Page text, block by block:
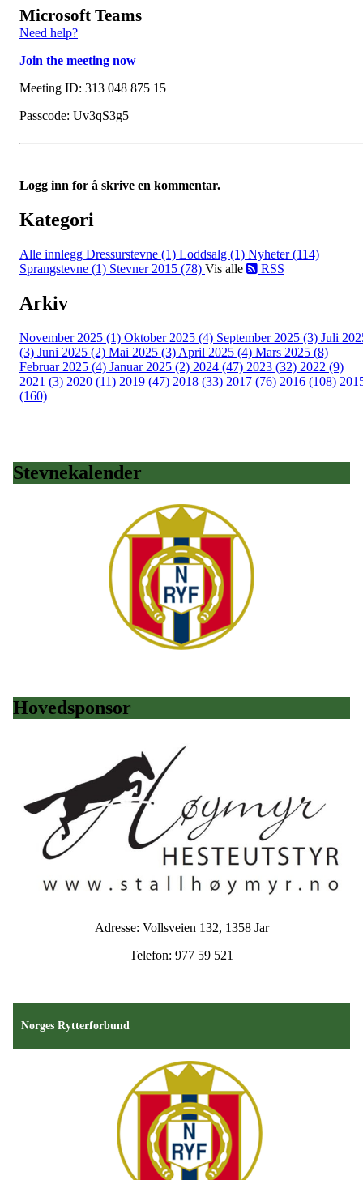
Microsoft Teams
Need help?
Join the meeting now
Meeting ID: 313 048 875 15
Passcode: Uv3qS3g5
Logg inn for å skrive en kommentar.
Kategori
Alle innlegg Dressurstevne (1) Loddsalg (1) Nyheter (114)
Sprangstevne (1) Stevner 2015 (78) Vis alle RSS
Arkiv
November 2025 (1) Oktober 2025 (4) September 2025 (3) Juli
(3) Juni 2025 (2) Mai 2025 (3) April 2025 (4) Mars 2025 (8)
Februar 2025 (4) Januar 2025 (2) 2024 (47) 2023 (32) 2022 (9)
2021 (3) 2020 (11) 2019 (47) 2018 (33) 2017 (76) 2016 (108)
(160)
Stevnekalender
Hovedsponsor
Adresse: Vollsveien 132, 1358 Jar
Telefon: 977 59 521
Norges Rytterforbund